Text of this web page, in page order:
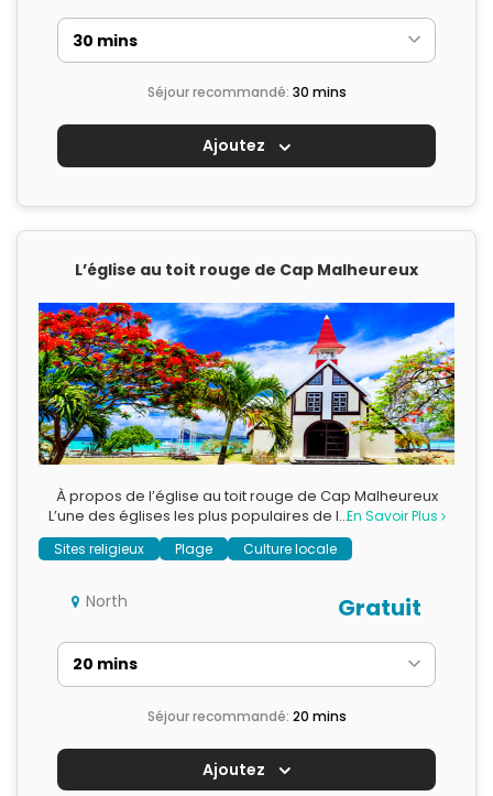
Séjour recommandé: 30 mins
Ajoutez
L’église au toit rouge de Cap Malheureux
À propos de l’église au toit rouge de Cap Malheureux
L’une des églises les plus populaires de l…En Savoir Plus
Sites religieux
Plage Culture locale
North Gratuit
Séjour recommandé: 20 mins
Ajoutez